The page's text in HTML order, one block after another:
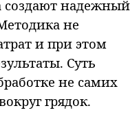
создают надежный
не
и при этом
Суть
не самих
грядок.